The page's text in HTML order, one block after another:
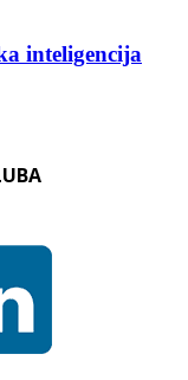
inteligencija